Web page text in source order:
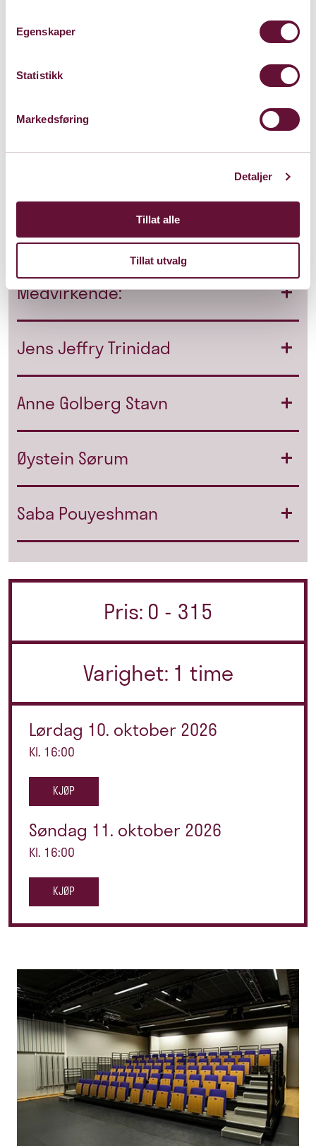
Egenskaper
Statistikk
Markedsføring
Detaljer
Tillat alle
Tillat utvalg
finner han motstand og refleksjon. Pouya har
jobbet på tvers av fagområder i en årrekke –
komponering for ensembler og utvikling av
film og serier. Han har også vært skuespiller i
en rekke teaterproduksjoner i Teheran, og
Om forestillingen
Medvirkende:
Jens Jeffry Trinidad
Anne Golberg Stavn
Øystein Sørum
Saba Pouyeshman
Pris: 0 - 315
Varighet: 1 time
Lørdag 10. oktober 2026
Kl. 16:00
KJØP
Søndag 11. oktober 2026
Kl. 16:00
KJØP